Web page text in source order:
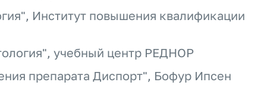
Институт повышения квалификации
учебный центр РЕДНОР
препарата Диспорт", Бофур Ипсен